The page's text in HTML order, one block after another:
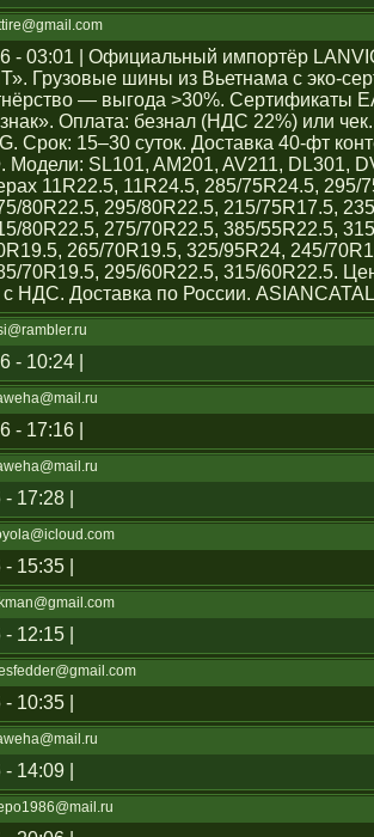
- 03:01 | Официальный импортёр
Грузовые шины из Вьетнама с эко-
— выгода >30%. Сертификаты
Оплата: безнал (НДС 22%) или
Срок: 15–30 суток. Доставка 40-фт
Модели: SL101, AM201, AV211, DL301,
11R22.5, 11R24.5, 285/75R24.5, 295/
80R22.5, 295/80R22.5, 215/75R17.5,
80R22.5, 275/70R22.5, 385/55R22.5,
265/70R19.5, 325/95R24, 245/
70R19.5, 295/60R22.5, 315/60R22.5.
с НДС. Доставка по России.
- 10:24 |
- 17:16 |
17:28 |
15:35 |
12:15 |
10:35 |
14:09 |